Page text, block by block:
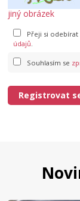
jiný obrázek
Přeji si
údajů.
Souhlasím se
Registrovat